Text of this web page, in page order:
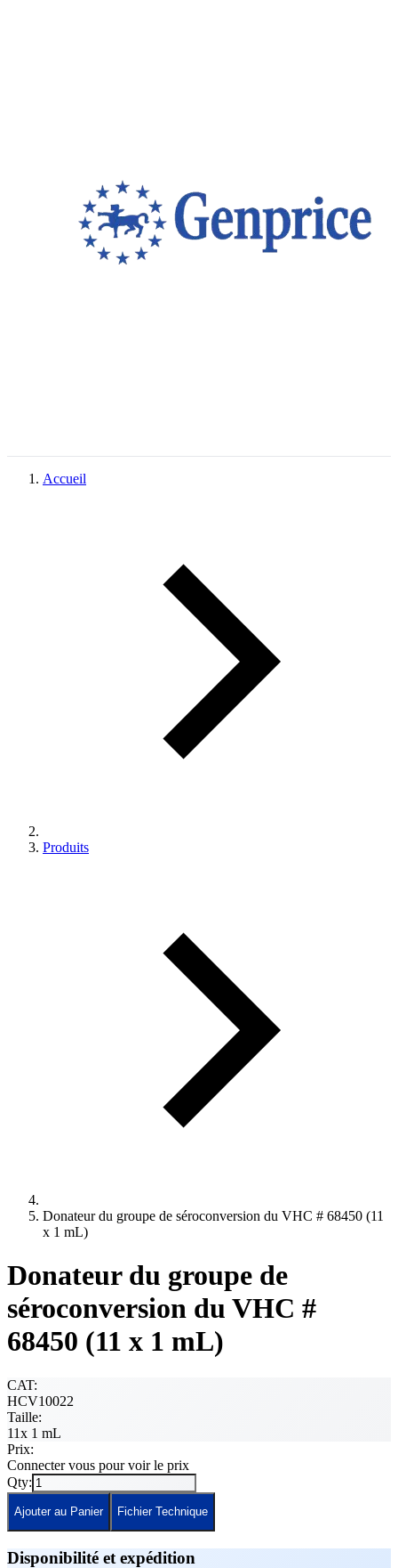
Accueil
Produits
Donateur du groupe de séroconversion du VHC # 68450 (11
x 1 mL)
Donateur du groupe de
séroconversion du VHC #
68450 (11 x 1 mL)
CAT:
HCV10022
Taille:
11x 1 mL
Prix:
Connecter vous pour voir le prix
Qty:
Ajouter au Panier Fichier Technique
Disponibilité et expédition